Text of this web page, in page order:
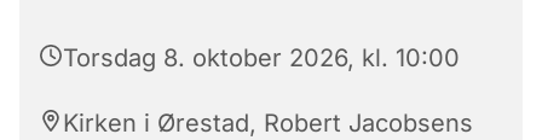
Torsdag 8. oktober 2026, kl. 10:00
Kirken i Ørestad, Robert Jacobsens